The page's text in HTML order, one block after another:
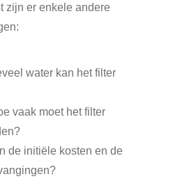
zijn er enkele andere
water kan het filter
vaak moet het filter
de initiële kosten en de